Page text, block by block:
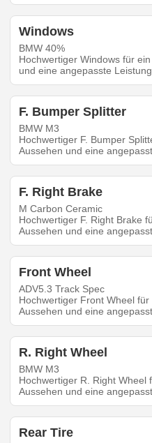
Windows
BMW 40%
Hochwertiger Windows für
und eine angepasste
F. Bumper Splitter
BMW M3
Hochwertiger F. Bumper
Aussehen und eine
F. Right Brake
M Carbon Ceramic
Hochwertiger F. Right Brake
Aussehen und eine
Front Wheel
ADV5.3 Track Spec
Hochwertiger Front Wheel
Aussehen und eine
R. Right Wheel
BMW M3
Hochwertiger R. Right Wheel
Aussehen und eine
Rear Tire